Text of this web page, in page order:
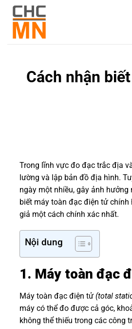
Cách nhận
Trong lĩnh vực đo đạc trắc địa
lường và lập bản đồ địa hình.
ngày một nhiều, gây ảnh
biết máy toàn đạc điện tử
giả một cách chính xác nhất.
Nội dung
1. Máy toàn đạc
Máy toàn đạc điện tử (total
máy có thể đo được cả góc,
không thể thiếu trong các công